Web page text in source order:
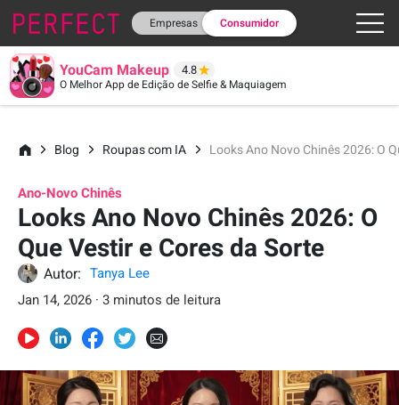
Empresas Consumidor
YouCam Makeup 4.8
O Melhor App de Edição de Selfie & Maquiagem
Blog Roupas com IA Looks Ano Novo Chinês 2026: O
Ano-Novo Chinês
Looks Ano Novo Chinês 2026: O
Que Vestir e Cores da Sorte
Autor:
Tanya Lee
Jan 14, 2026 · 3 minutos de leitura